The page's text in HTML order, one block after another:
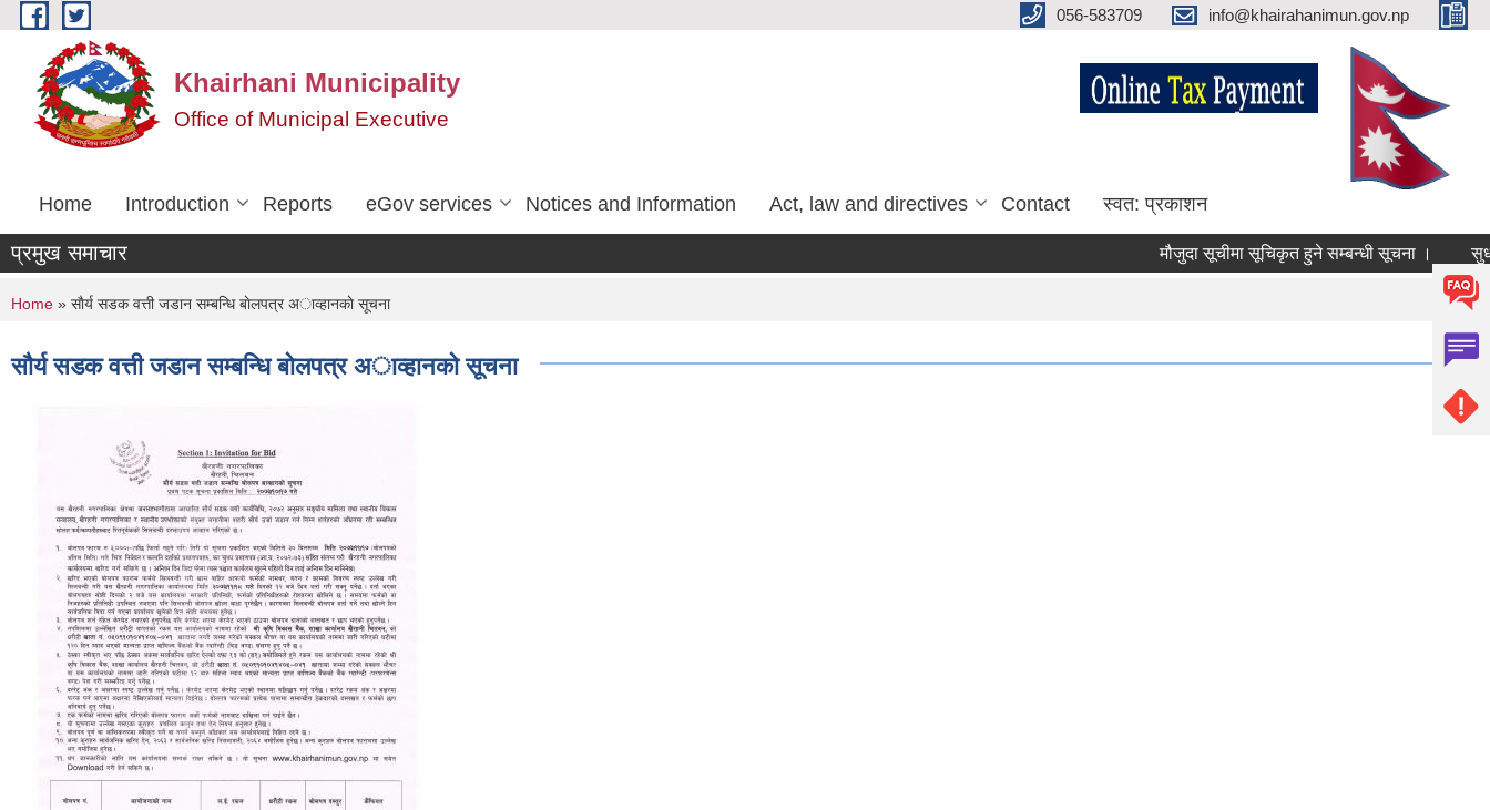
Skip to main content 056-583709 info@khairahanimun.gov.np
Khairhani Municipality
Office of Municipal Executive
Home Introduction Reports eGov services Notices and Information Act, law and directives Contact स्वत: प्रकाशन
प्रमुख समाचार मौजुदा सूचीमा सूचिकृत हुने सम्बन्धी सूचना ।
You are here
Home » साैर्य सडक वत्ती जडान सम्बन्धि बाेलपत्र अाव्हानकाे सूचना
साैर्य सडक वत्ती जडान सम्बन्धि बाेलपत्र अाव्हानकाे सूचना